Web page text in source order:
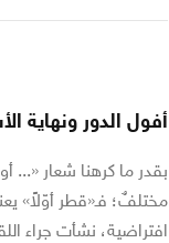
أفول الدور ونهاية
بقدر ما كرهنا شعار «...
مختلفٌ؛ فـ«قطر أوّلاً»
افتراضية، نشأت جراء